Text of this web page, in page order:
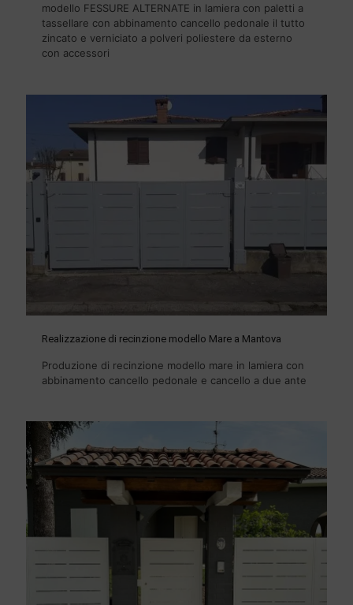
modello FESSURE ALTERNATE in lamiera con paletti a
tassellare con abbinamento cancello pedonale il tutto
zincato e verniciato a polveri poliestere da esterno
con accessori
Realizzazione di recinzione modello Mare a Mantova
Produzione di recinzione modello mare in lamiera con
abbinamento cancello pedonale e cancello a due ante